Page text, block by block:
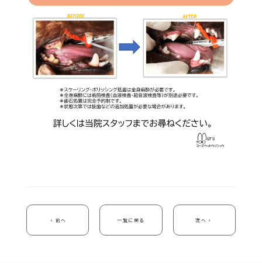
前へ 一覧に戻る 次へ